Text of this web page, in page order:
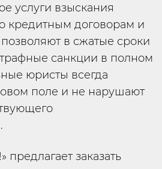
услуги взыскания
кредитным договорам и
в сжатые сроки
санкции в полном
юристы всегда
поле и не нарушают
предлагает заказать